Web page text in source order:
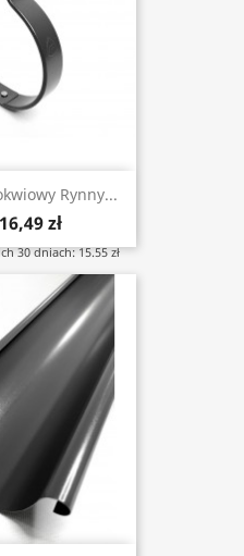
Rynny...
16,49 zł
30 dniach: 15.55 zł